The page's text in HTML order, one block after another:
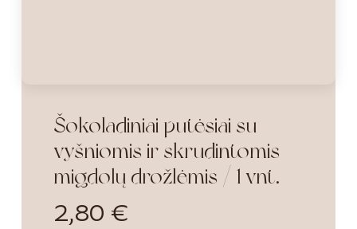
Šokoladiniai putėsiai su
vyšniomis ir skrudintomis
migdolų drožlėmis / 1 vnt.
2,80 €